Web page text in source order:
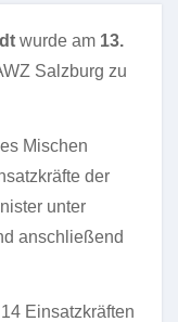
wurde am 13.
Salzburg zu
Mischen
der
unter
anschließend
Einsatzkräften